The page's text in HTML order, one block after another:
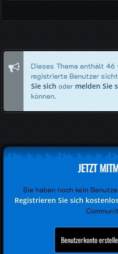
Dieses Thema enthält 46
registrierte Benutzer
Sie sich oder melden Sie
können.
JETZT
Sie haben noch kein
Registrieren Sie sich
Benutzerkonto